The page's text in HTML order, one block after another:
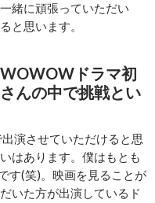
緒に頑張っていただい
と思います。
WOWOW ドラマ初
んの中で挑戦とい
演させていただけると思
はあります。僕はもとも
す(笑)。映画を見ることが
いた方が出演しているド